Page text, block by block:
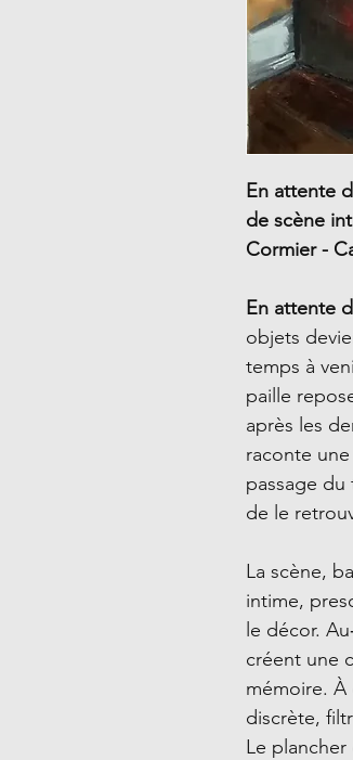
En attente
de scène
Cormier -
En attente
objets
temps à
paille
après les
raconte
passage
de le
La scène,
intime,
le décor.
créent une
mémoire. À
discrète,
Le